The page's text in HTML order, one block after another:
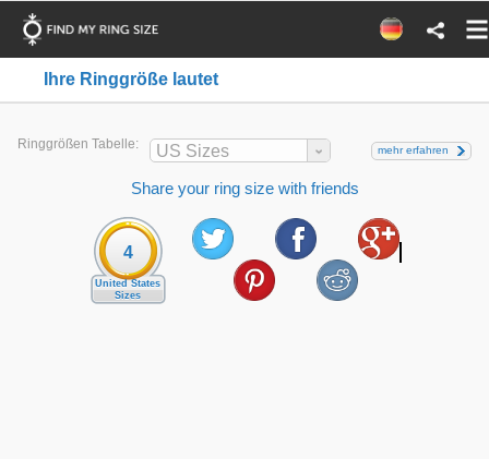
Ihre Ringgröße lautet
Ringgrößen Tabelle: US Sizes mehr erfahren
Share your ring size with friends
4
United States
Sizes